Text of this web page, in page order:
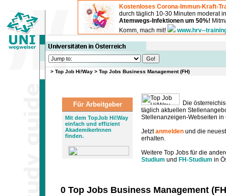
Kostenloses Corona-Immun-Kraft-
durch täglich 10-30 Minuten moderat
Atemwegs-Infektionen um 50%!
Komm, mach mit!
www.hrv--
> Top Job Hi!Way > Top Jobs Business Management (FH)
Für Arbeitgeber
Mit dem TopJob Hi!Way
einfach und effizient
AkademikerInnen
finden.
Die
täglich aktuellen
Stellenanzeigen-Webseiten in
Jetztanmelden und die
erhalten.
Weitere Top Jobs für die
Studium und FH-Studium in
0 Top Jobs Business Management